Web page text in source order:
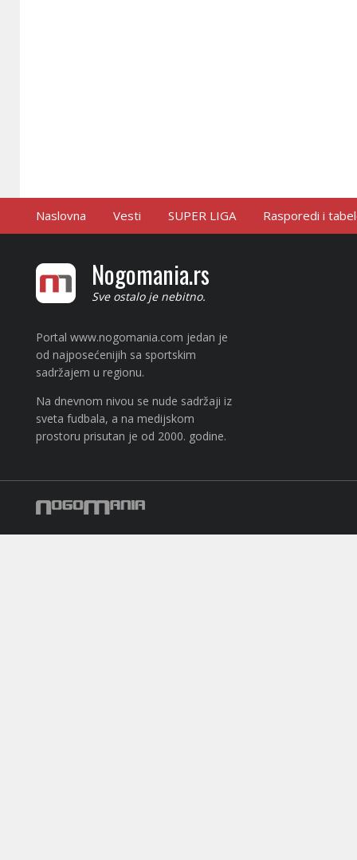
Naslovna Vesti SUPER LIGA Rasporedi i
Nogomania.rs
Sve ostalo je nebitno.
Portal www.nogomania.com jedan je
od najposećenijih sa sportskim
sadržajem u regionu.
Na dnevnom nivou se nude sadržaji iz
sveta fudbala, a na medijskom
prostoru prisutan je od 2000. godine.